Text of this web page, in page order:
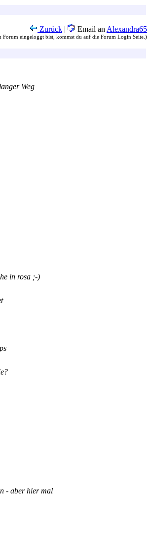
Zurück | Email an Alexandra65
Forum eingeloggt bist, kommst du auf die Forum Login Seite.)
Weg
in rosa ;-)
- aber hier mal